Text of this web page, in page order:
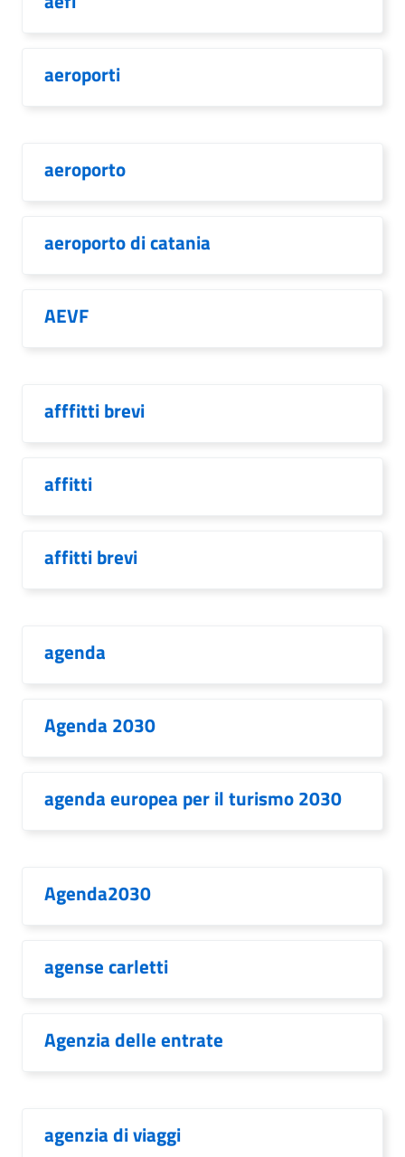
aeroporti
aeroporto
aeroporto di catania
AEVF
afffitti brevi
affitti
affitti brevi
agenda
Agenda 2030
agenda europea per il turismo 2030
Agenda2030
agense carletti
Agenzia delle entrate
agenzia di viaggi